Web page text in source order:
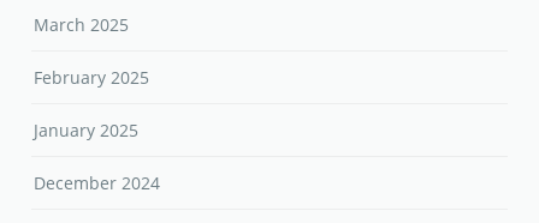
March 2025
February 2025
January 2025
December 2024